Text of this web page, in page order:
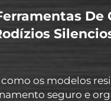
De
os modelos
seguro e